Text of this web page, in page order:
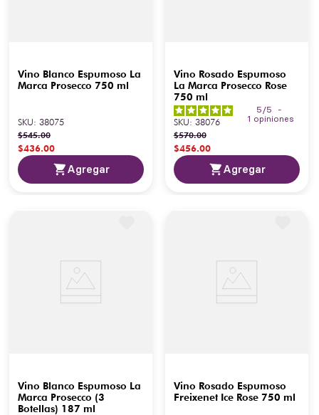
Vino Blanco Espumoso La
Marca Prosecco 750 ml
SKU: 38075
$545.00
$436.00
Agregar
Vino Rosado Espumoso
La Marca Prosecco Rose
750 ml
5 /5
-
1 opiniones
SKU: 38076
$570.00
$456.00
Agregar
Vino Blanco Espumoso La
Marca Prosecco (3
Botellas) 187 ml
Vino Rosado Espumoso
Freixenet Ice Rose 750 ml